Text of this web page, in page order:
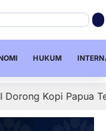
HUKUM
Papua Tembus